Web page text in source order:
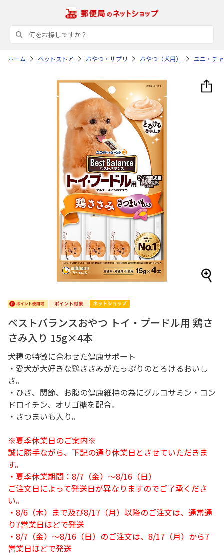
ホーム ペットストア おやつ・サプリ おやつ（犬用） ユニ・チ
ベストバランスおやつ トイ・プードル用 鶏さ
さみ入り 15g×4本
犬種の特徴に合わせた健康サポート
・愛犬が大好きな鶏ささみがたっぷりのとろけるおいし
さ。
・ひざ、関節、お腹の健康維持の為にグルコサミン・コン
ドロイチン、オリゴ糖を配合。
・さつまいも入り。
※夏季休業日のご案内※
誠に勝手ながら、下記の通り休業日とさせていただきま
す。
・夏季休業期間：8/7（金）～8/16（日）
ご注文日によって発送日が異なりますのでご了承くださ
い。
・8/6（木）まで及び8/17（月）以降のご注文は、通常通
り7営業日ほどで発送
・8/7（金）～8/16（日）のご注文は、8/17（月）から7
営業日ほどで発送